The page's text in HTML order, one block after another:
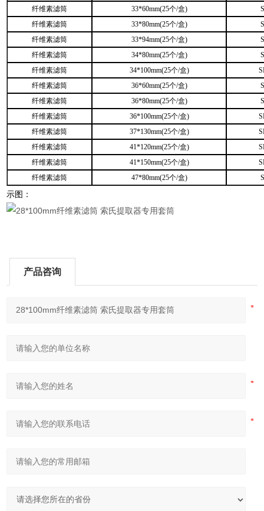
纤维素滤筒
33*60mm(25个/盒)
纤维素滤筒
33*80mm(25个/盒)
纤维素滤筒
33*94mm(25个/盒)
纤维素滤筒
34*80mm(25个/盒)
纤维素滤筒
34*100mm(25个/盒)
纤维素滤筒
36*60mm(25个/盒)
纤维素滤筒
36*80mm(25个/盒)
纤维素滤筒
36*100mm(25个/盒)
纤维素滤筒
37*130mm(25个/盒)
纤维素滤筒
41*120mm(25个/盒)
纤维素滤筒
41*150mm(25个/盒)
纤维素滤筒
47*80mm(25个/盒)
示图：
产品咨询